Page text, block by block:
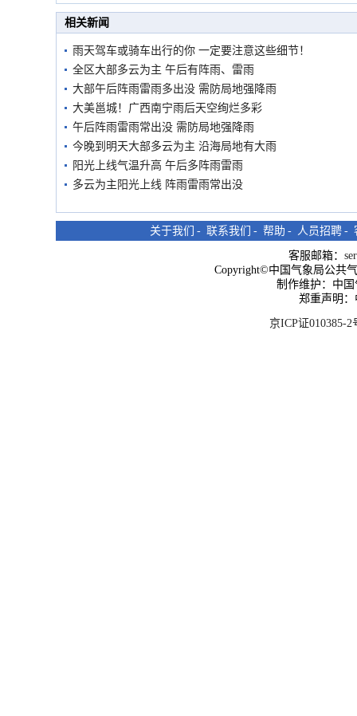
市民在堤岸见证汛况
相关新闻
雨天驾车或骑车出行的你 一定要注意这些细节！
全区大部多云为主 午后有阵雨、雷雨
大部午后阵雨雷雨多出没 需防局地强降雨
大美邕城！广西南宁雨后天空绚烂多彩
午后阵雨雷雨常出没 需防局地强降雨
今晚到明天大部多云为主 沿海局地有大雨
阳光上线气温升高 午后多阵雨雷雨
多云为主阳光上线 阵雨雷雨常出没
关于我们 - 联系我们 - 帮助 - 人员招聘 -
客服邮箱：
Copyright©中国气象局公共
制作维护：中
郑重声明
京ICP证010385-2